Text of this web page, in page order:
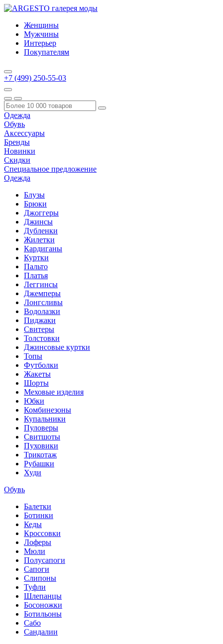
Женщины
Мужчины
Интерьер
Покупателям
+7 (499) 250-55-03
Одежда
Обувь
Аксессуары
Бренды
Новинки
Скидки
Специальное предложение
Одежда
Блузы
Брюки
Джоггеры
Джинсы
Дубленки
Жилетки
Кардиганы
Куртки
Пальто
Платья
Леггинсы
Джемперы
Лонгсливы
Водолазки
Пиджаки
Свитеры
Толстовки
Джинсовые куртки
Топы
Футболки
Жакеты
Шорты
Меховые изделия
Юбки
Комбинезоны
Купальники
Пуловеры
Свитшоты
Пуховики
Трикотаж
Рубашки
Худи
Обувь
Балетки
Ботинки
Кеды
Кроссовки
Лоферы
Мюли
Полусапоги
Сапоги
Слипоны
Туфли
Шлепанцы
Босоножки
Ботильоны
Сабо
Сандалии